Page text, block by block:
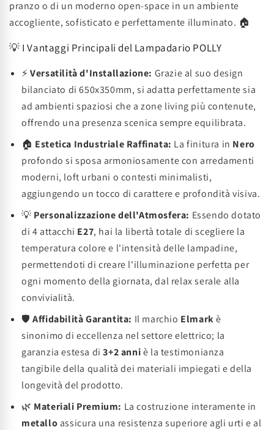
pranzo o di un moderno open-space in un ambiente
accogliente, sofisticato e perfettamente illuminato. 🏠
💡 I Vantaggi Principali del Lampadario POLLY
⚡Versatilità d'Installazione: Grazie al suo design
bilanciato di 650x350mm, si adatta perfettamente sia
ad ambienti spaziosi che a zone living più contenute,
offrendo una presenza scenica sempre equilibrata.
🏠 Estetica Industriale Raffinata: La finitura in Nero
profondo si sposa armoniosamente con arredamenti
moderni, loft urbani o contesti minimalisti,
aggiungendo un tocco di carattere e profondità visiva.
💡 Personalizzazione dell'Atmosfera: Essendo dotato
di 4 attacchi E27, hai la libertà totale di scegliere la
temperatura colore e l'intensità delle lampadine,
permettendoti di creare l'illuminazione perfetta per
ogni momento della giornata, dal relax serale alla
convivialità.
🛡️Affidabilità Garantita: Il marchio Elmarkè
sinonimo di eccellenza nel settore elettrico; la
garanzia estesa di3+2 anniè la testimonianza
tangibile della qualità dei materiali impiegati e della
longevità del prodotto.
🌿 Materiali Premium: La costruzione interamente in
metallo assicura una resistenza superiore agli urti e al